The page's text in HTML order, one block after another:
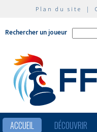
Plan du site |
Rechercher un joueur
ACCUEIL DÉCOUVRIR